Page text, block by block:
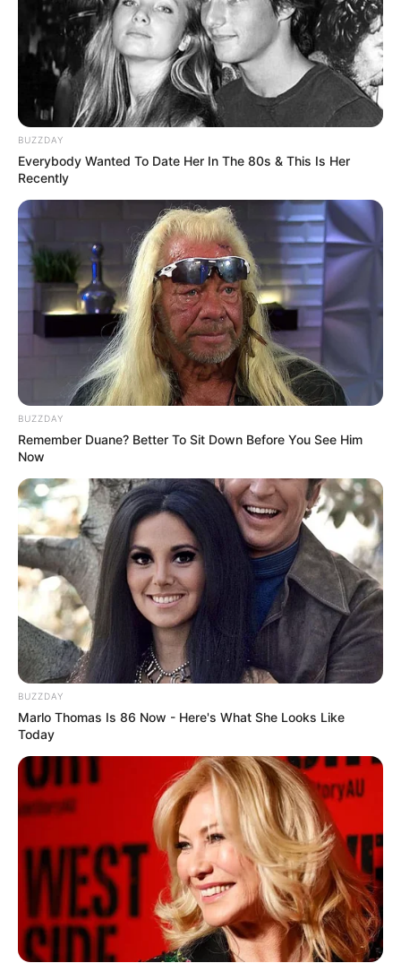
BUZZDAY
Everybody Wanted To Date Her In The 80s & This Is Her
Recently
BUZZDAY
Remember Duane? Better To Sit Down Before You See Him
Now
BUZZDAY
Marlo Thomas Is 86 Now - Here's What She Looks Like
Today